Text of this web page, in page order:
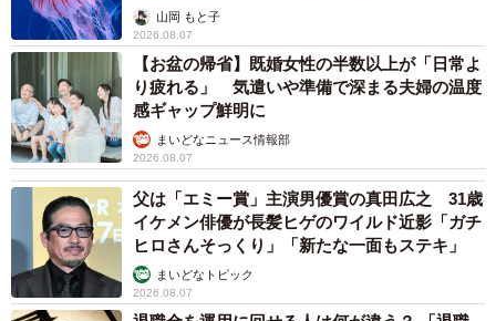
ごい」山岡 もと子
2026.08.07
【お盆の帰省】既婚女性の半数以上が「日常よ
り疲れる」 気遣いや準備で深まる夫婦の温度
感ギャップ鮮明に
まいどなニュース情報部
2026.08.07
父は「エミー賞」主演男優賞の真田広之 31歳
イケメン俳優が長髪ヒゲのワイルド近影「ガチ
ヒロさんそっくり」「新たな一面もステキ」
まいどなトピック
2026.08.07